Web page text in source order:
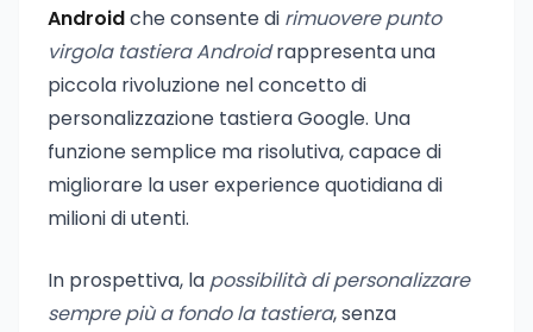
Androidche consente di rimuovere punto
virgola tastiera Androidrappresenta una
piccola rivoluzione nel concetto di
personalizzazione tastiera Google. Una
funzione semplice ma risolutiva, capace di
migliorare la user experience quotidiana di
milioni di utenti.
In prospettiva, la possibilità di personalizzare
sempre più a fondo la tastiera, senza